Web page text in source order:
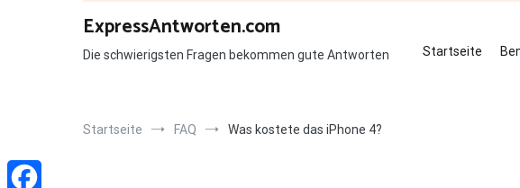
ExpressAntworten.com
Die schwierigsten Fragen bekommen gute Antworten Startseite
Startseite FAQ Was kostete das iPhone 4?